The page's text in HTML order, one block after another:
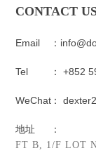
CONTACT
Email ：
Tel ： +852
WeChat：
地址 ：
FT B, 1/F LOT